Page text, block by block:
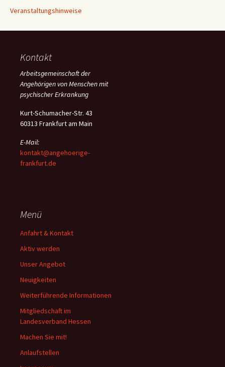
Veranstaltungshinweise
Kontakt
Arbeitsgemeinschaft der
Angehörigen von Menschen mit
psychischer Erkrankung
Kurt-Schumacher-Str. 43
60313 Frankfurt am Main
E-Mail:
kontakt@angehoerige-
frankfurt.de
Menü
Anfahrt & Kontakt
Aktiv werden
Unser Angebot
Neuigkeiten
Weiterführende Informationen
Mitgliedschaft im
Landesverband Hessen
Machen Sie mit!
Anlaufstellen